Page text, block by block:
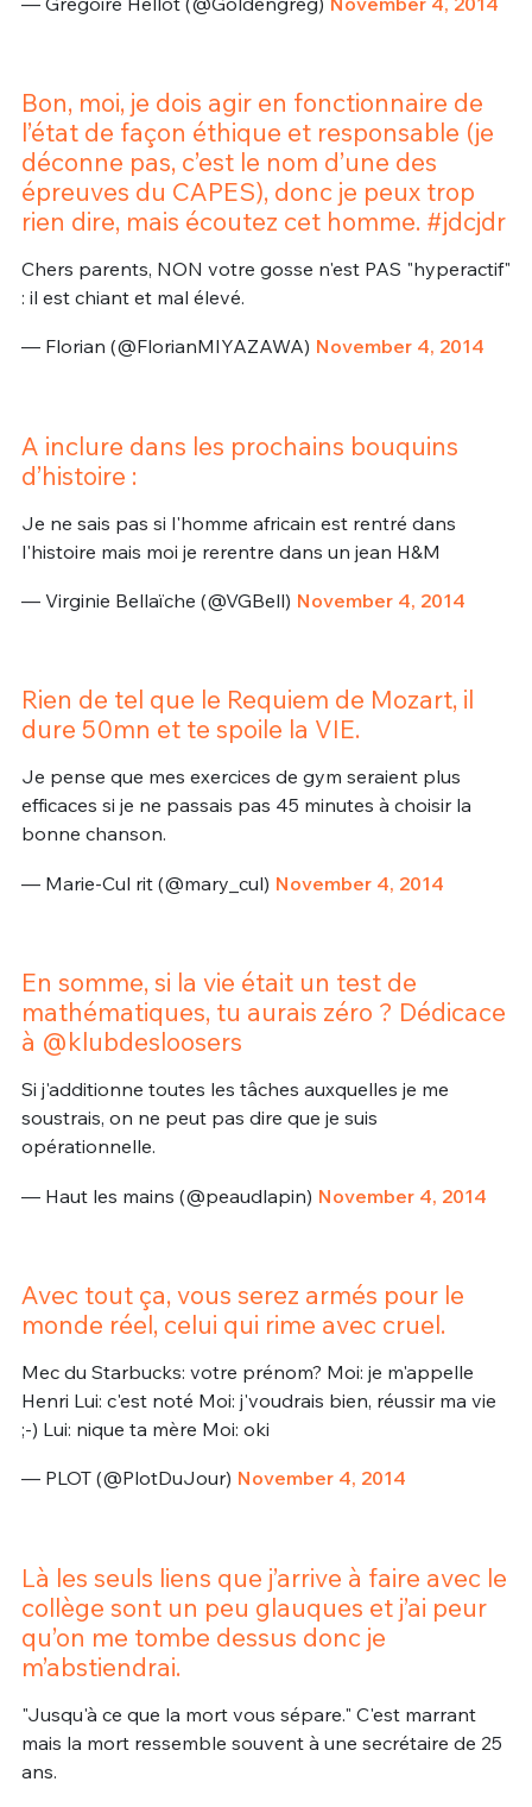
Bon, moi, je dois agir en fonctionnaire de
l’état de façon éthique et responsable (je
déconne pas, c’est le nom d’une des
épreuves du CAPES), donc je peux trop
rien dire, mais écoutez cet homme. #jdcjdr
Chers parents, NON votre gosse n'est PAS "hyperactif"
: il est chiant et mal élevé.
— Florian (@FlorianMIYAZAWA) November 4, 2014
A inclure dans les prochains bouquins
d’histoire :
Je ne sais pas si l'homme africain est rentré dans
l'histoire mais moi je rerentre dans un jean H&M
— Virginie Bellaïche (@VGBell) November 4, 2014
Rien de tel que le Requiem de Mozart, il
dure 50mn et te spoile la VIE.
Je pense que mes exercices de gym seraient plus
efficaces si je ne passais pas 45 minutes à choisir la
bonne chanson.
— Marie-Cul rit (@mary_cul) November 4, 2014
En somme, si la vie était un test de
mathématiques, tu aurais zéro ? Dédicace
à @klubdesloosers
Si j'additionne toutes les tâches auxquelles je me
soustrais, on ne peut pas dire que je suis
opérationnelle.
— Haut les mains (@peaudlapin) November 4, 2014
Avec tout ça, vous serez armés pour le
monde réel, celui qui rime avec cruel.
Mec du Starbucks: votre prénom? Moi: je m'appelle
Henri Lui: c'est noté Moi: j'voudrais bien, réussir ma vie
;-) Lui: nique ta mère Moi: oki
— PLOT (@PlotDuJour) November 4, 2014
Là les seuls liens que j’arrive à faire avec le
collège sont un peu glauques et j’ai peur
qu’on me tombe dessus donc je
m’abstiendrai.
"Jusqu'à ce que la mort vous sépare." C'est marrant
mais la mort ressemble souvent à une secrétaire de 25
ans.